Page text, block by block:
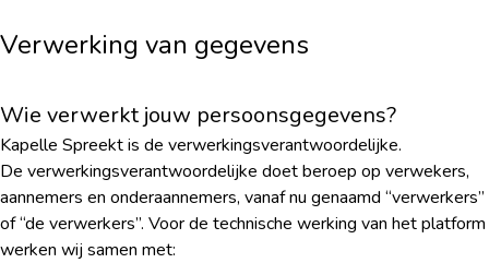
Verwerking van gegevens
Wie verwerkt jouw persoonsgegevens?
Kapelle Spreekt is de verwerkingsverantwoordelijke.
De verwerkingsverantwoordelijke doet beroep op verwekers,
aannemers en onderaannemers, vanaf nu genaamd “verwerkers”
of “de verwerkers”. Voor de technische werking van het platform
werken wij samen met: